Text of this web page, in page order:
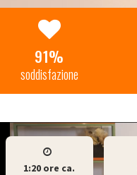
91%
soddisfazione
1:20 ore ca.